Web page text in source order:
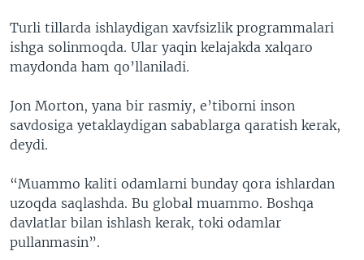
Turli tillarda ishlaydigan xavfsizlik programmalari
ishga solinmoqda. Ular yaqin kelajakda xalqaro
maydonda ham qo’llaniladi.
Jon Morton, yana bir rasmiy, e’tiborni inson
savdosiga yetaklaydigan sabablarga qaratish kerak,
deydi.
“Muammo kaliti odamlarni bunday qora ishlardan
uzoqda saqlashda. Bu global muammo. Boshqa
davlatlar bilan ishlash kerak, toki odamlar
pullanmasin”.